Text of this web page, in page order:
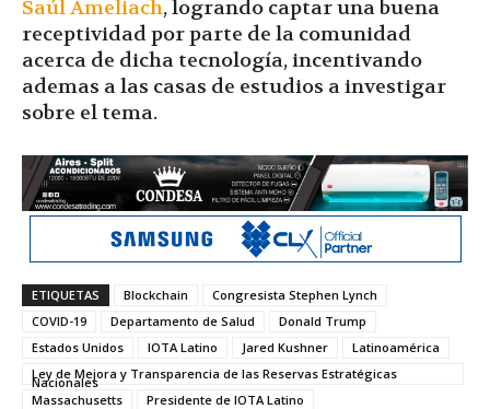
Saúl Ameliach, logrando captar una buena
receptividad por parte de la comunidad
acerca de dicha tecnología, incentivando
ademas a las casas de estudios a investigar
sobre el tema.
ETIQUETAS Blockchain
Congresista Stephen Lynch
COVID-19
Departamento de Salud
Donald Trump
Estados Unidos
IOTA Latino Jared Kushner
Latinoamérica
Ley de Mejora y Transparencia de las Reservas Estratégicas
Nacionales
Massachusetts
Presidente de IOTA Latino